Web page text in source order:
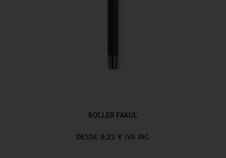
ROLLER FAKUL
DESDE 9,22 € IVA INC.